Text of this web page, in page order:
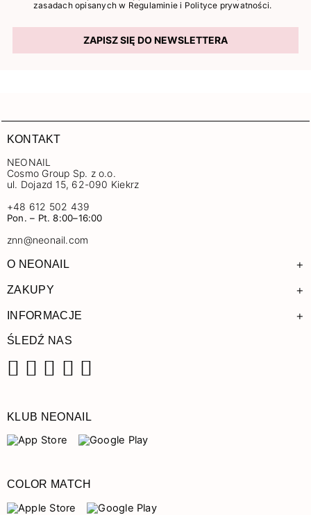
zasadach opisanych w Regulaminie i Polityce prywatności.
ZAPISZ SIĘ DO NEWSLETTERA
KONTAKT
NEONAIL
Cosmo Group Sp. z o.o.
ul. Dojazd 15, 62-090 Kiekrz
+48 612 502 439
Pon. – Pt. 8:00–16:00
znn@neonail.com
O NEONAIL +
ZAKUPY +
INFORMACJE +
ŚLEDŹ NAS
KLUB NEONAIL
COLOR MATCH